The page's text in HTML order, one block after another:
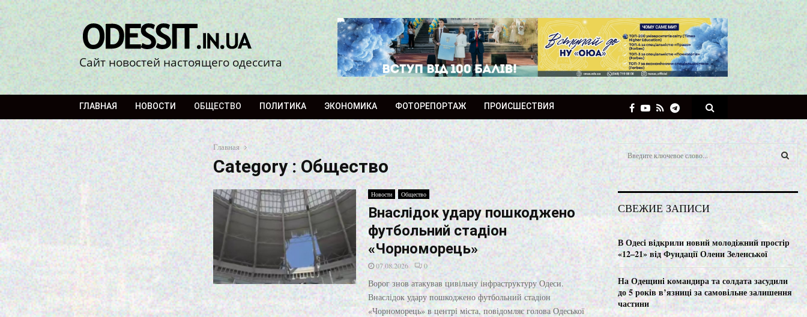
Сайт новостей настоящего одессита
ГЛАВНАЯ НОВОСТИ ОБЩЕСТВО ПОЛИТИКА ЭКОНОМИКА ФОТОРЕПОРТАЖ ПРОИСШЕСТВИЯ
Главная
Category : Общество
Новости Общество
Внаслідок удару пошкоджено
футбольний стадіон
«Чорноморець»
07.08.2026 0
Ворог знов атакував цивільну інфраструктуру Одеси.
Внаслідок удару пошкоджено футбольний стадіон
«Чорноморець» в центрі міста, повідомляє голова Одеської
S
e
a
r
c
h
f
o
r
:
S
E
A
R
C
H
СВЕЖИЕ ЗАПИСИ
В Одесі відкрили новий молодіжний простір
«12–21» від Фундації Олени Зеленської
На Одещині командира та солдата засудили
до 5 років в’язниці за самовільне залишення
частини